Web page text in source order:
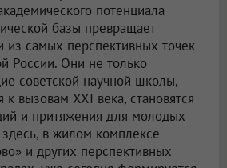
потенциала
базы превращает
из самых перспективных точек
России. Они не только
советской научной школы,
к вызовам XXI века, становятся
и притяжения для молодых
в жилом комплексе
и других перспективных